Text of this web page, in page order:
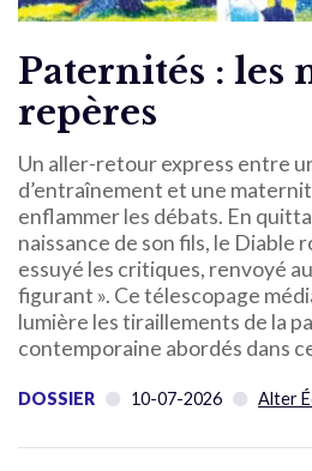
Paternités : les
repères
Un aller-retour express entre
d’entraînement et une
enflammer les débats. En
naissance de son fils, le Diable
essuyé les critiques, renvoyé
figurant ». Ce télescopage
lumière les tiraillements de la
contemporaine abordés dans
DOSSIER 10-07-2026 Alter